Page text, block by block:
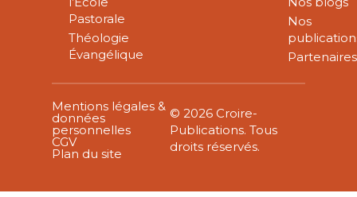
Pastorale
Théologie
Évangélique
Nos
Partenaires
Mentions légales &
données
personnelles
CGV
Plan du site
© 2026 Croire-
Publications. Tous
droits réservés.